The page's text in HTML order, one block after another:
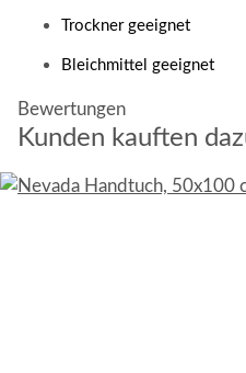
Trockner geeignet
Bleichmittel geeignet
Bewertungen
Kunden kauften